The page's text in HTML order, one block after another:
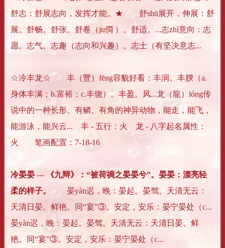
舒志：舒展志向，发挥才能。★ 舒shū展开，伸展：舒
展。舒畅。舒张。舒卷（ju僴 ）。舒适。...志zhì意向：志
愿。志气。志趣（志向和兴趣）。志士（有坚决意志...
☆冷丰龙☆ 丰（豐）fēng容貌好看：丰润。丰腴（a.
身体丰满；b.富裕；c.丰饶）。丰盈。风...龙（龍）lóng传
说中的一种长形、有鳞、有角的神异动物，能走，能飞，
能游泳，能兴云... 丰 - 五行：火 龙 - 八字起名属性：
火 笔画配置：7-18-16
冷晏晏 --- 《九辩》：“被荷禂之晏晏兮”。晏晏：漂亮轻
柔的样子。
晏yàn迟，晚：晏起。晏驾。天清无云：
天清日晏。鲜艳。同“宴”③。安定，安乐：晏宁晏处（c...
晏yàn迟，晚：晏起。晏驾。天清无云：天清日晏。鲜
艳。同“宴”③。安定，安乐：晏宁晏处（c...